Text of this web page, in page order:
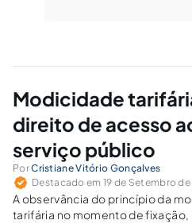
Modicidade
direito de acesso
serviço público
PorCristiane Vitório Gonçalves
Destacado em 19 de Setembro de
A observância do princípio da
tarifária no momento de fixação,